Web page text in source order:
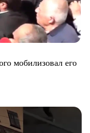
мобилизовал его